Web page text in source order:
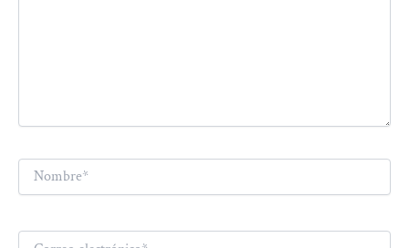
Nombre*